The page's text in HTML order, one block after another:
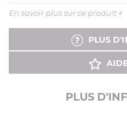
En savoir plus sur ce produit +
PLUS
PLUS